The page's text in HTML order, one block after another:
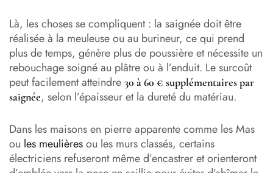
Là, les choses se compliquent : la saignée doit être
réalisée à la meuleuse ou au burineur, ce qui prend
plus de temps, génère plus de poussière et nécessite un
rebouchage soigné au plâtre ou à l’enduit. Le surcoût
peut facilement atteindre 30 à 60 € supplémentaires par
saignée, selon l’épaisseur et la dureté du matériau.
Dans les maisons en pierre apparente comme les Mas
ou les meulièresou les murs classés, certains
électriciens refuseront même d’encastrer et orienteront